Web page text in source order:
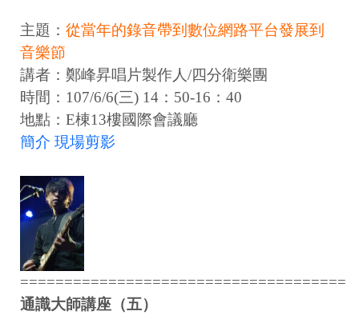
主題： 從當年的錄音帶到數位網路平台發展到
音樂節
講者：鄭峰昇唱片製作人/四分衛樂團
時間：107/6/6(三) 14：50-16：40
地點：E棟13樓國際會議廳
簡介 現場剪影
=====================================
通識大師講座（五）